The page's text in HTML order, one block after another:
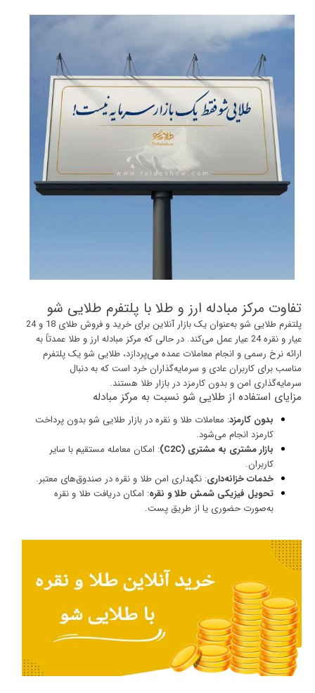
تفاوت مرکز مبادله ارز و طلا با پلتفرم طلایی شو
پلتفرم طلایی شو به‌عنوان یکبازار آنلاین
برای خرید و فروش طلای 18 و 24
عیار و نقره 24 عیار عمل می‌کند. در حالی که مرکز مبادله ارز و طلا عمدتاً به
ارائه نرخ رسمی و انجام معاملات عمده می‌پردازد، طلایی شو یک پلتفرم
مناسب برای کاربران عادی و سرمایه‌گذاران خرد است که به دنبال
سرمایه‌گذاری امن و بدون کارمزد در بازار طلا هستند.
مزایای استفاده از طلایی شو نسبت به مرکز مبادله
بدون کارمزد: معاملات طلا و نقره در بازار طلایی شو بدون پرداخت
کارمزد انجام می‌شود.
بازار مشتری به مشتری (C2C)
: امکان معامله مستقیم با سایر
کاربران.
خدمات خزانه‌داری: نگهداری امن طلا و نقرهدر صندوق‌های معتبر.
تحویل فیزیکی شمش طلا و نقره: امکان دریافت طلا و نقره
به‌صورت حضوری یا از طریق پست.